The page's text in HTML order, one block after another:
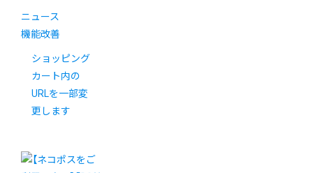
ニュース
機能改善
ショッピング
カート内の
URLを一部変
更します